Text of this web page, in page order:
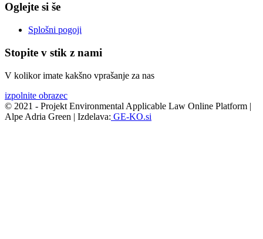
Oglejte si še
Splošni pogoji
Stopite v stik z nami
V kolikor imate kakšno vprašanje za nas
izpolnite obrazec
© 2021 - Projekt Environmental Applicable Law Online Platform |
Alpe Adria Green | Izdelava: GE-KO.si